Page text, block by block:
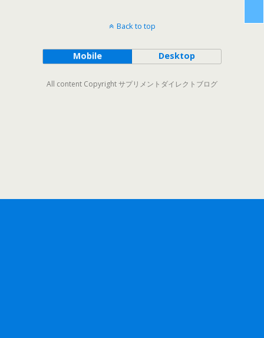
Back to top
Mobile Desktop
All content Copyright サプリメントダイレクトブログ